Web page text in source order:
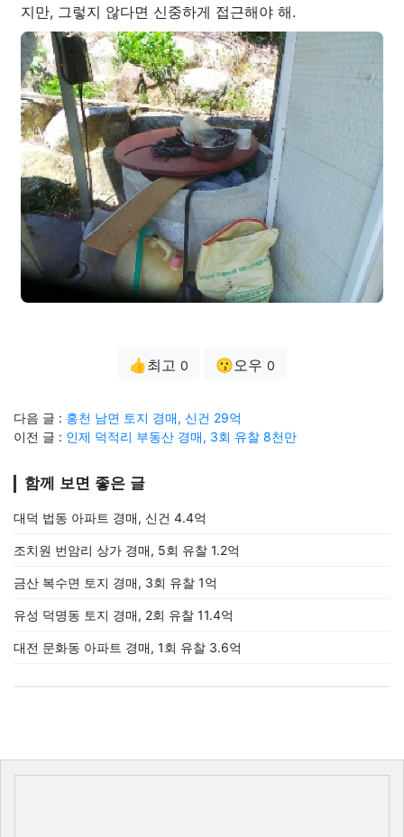
지만, 그렇지 않다면 신중하게 접근해야 해.
👍최고 0 😗오우 0
다음 글 : 홍천 남면 토지 경매, 신건 29억
이전 글 : 인제 덕적리 부동산 경매, 3회 유찰 8천만
함께 보면 좋은 글
대덕 법동 아파트 경매, 신건 4.4억
조치원 번암리 상가 경매, 5회 유찰 1.2억
금산 복수면 토지 경매, 3회 유찰 1억
유성 덕명동 토지 경매, 2회 유찰 11.4억
대전 문화동 아파트 경매, 1회 유찰 3.6억